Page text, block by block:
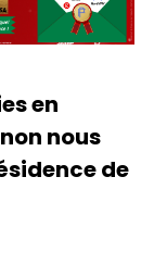
en
nous
de